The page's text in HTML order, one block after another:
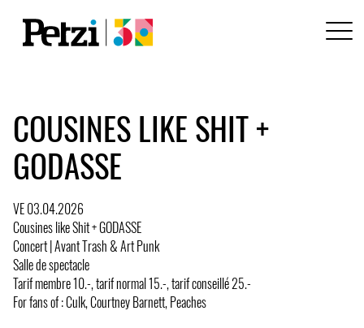
COUSINES LIKE SHIT +
GODASSE
VE 03.04.2026
Cousines like Shit + GODASSE
Concert | Avant Trash & Art Punk
Salle de spectacle
Tarif membre 10.-, tarif normal 15.-, tarif conseillé 25.-
For fans of : Culk, Courtney Barnett, Peaches